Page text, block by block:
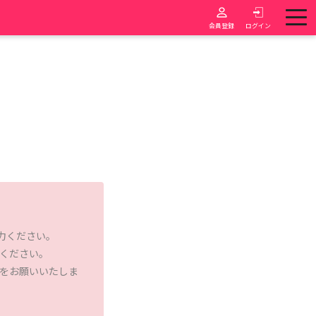
会員登録 ログイン
ださい。
ださい。
お願いいたしま